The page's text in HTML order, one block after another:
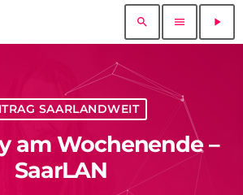
search menu play_arrow
SAARLANDWEIT
am Wochenende –
SaarLAN